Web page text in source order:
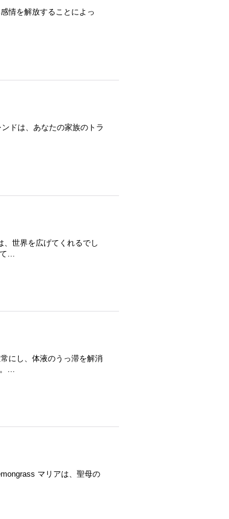
情を解放することによっ
ドは、あなたの家族のトラ
、世界を広げてくれるでし
て…
にし、体液のうっ滞を解消
。…
マリアは、聖母の